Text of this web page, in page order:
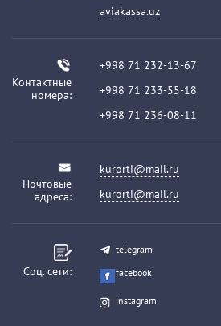
aviakassa.uz
Контактные
номера:
+998 71 232-13-67
+998 71 233-55-18
+998 71 236-08-11
Почтовые
адреса:
kurorti@mail.ru
kurorti@mail.ru
Соц. сети:
telegram
facebook
instagram